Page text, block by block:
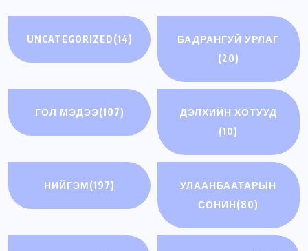
UNCATEGORIZED(14)
БАДРАНГУЙ УРЛАГ
(20)
ГОЛ МЭДЭЭ(107)
ДЭЛХИЙН ХОТУУД
(10)
НИЙГЭМ(197)
УЛААНБААТАРЫН
СОНИН(80)